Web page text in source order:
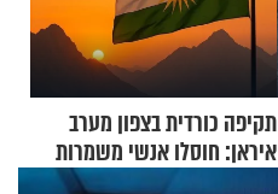
תקיפה כורדית בצפון מערב
איראן: חוסלו אנשי משמרות